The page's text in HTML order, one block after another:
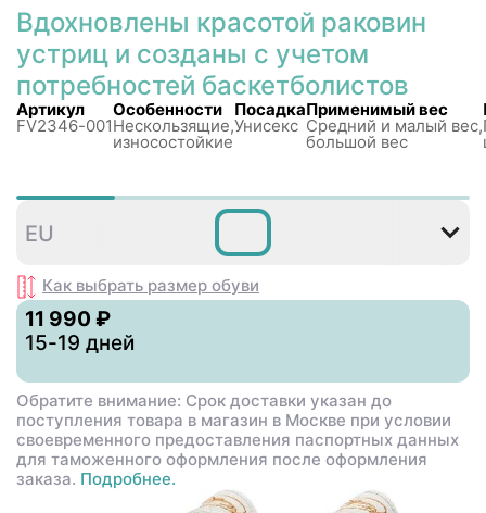
Вдохновлены красотой раковин
устриц и созданы с учетом
потребностей баскетболистов
Артикул
FV2346-001
Особенности
Нескользящиe,
износостойкие
Посадка
Унисекс
Применимый вес
Средний и малый вес,
большой вес
38,5
EU
Как выбрать размер обуви
11 990 ₽
15-19 дней
Обратите внимание: Срок доставки указан до
поступления товара в магазин в Москве при условии
своевременного предоставления паспортных данных
для таможенного оформления после оформления
заказа. Подробнее.